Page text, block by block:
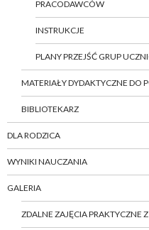
PRACODAWCÓW
INSTRUKCJE
PLANY PRZEJŚĆ GRUP
MATERIAŁY DYDAKTYCZNE DO
BIBLIOTEKARZ
DLA RODZICA
WYNIKI NAUCZANIA
GALERIA
ZDALNE ZAJĘCIA PRAKTYCZNE